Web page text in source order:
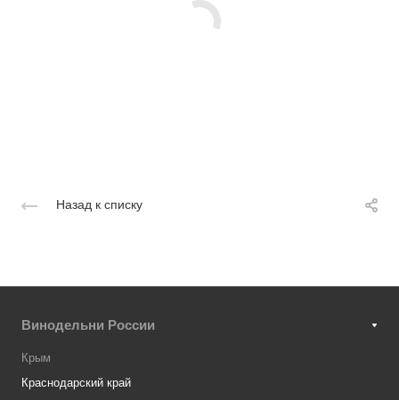
Назад к списку
Винодельни России
Крым
Краснодарский край